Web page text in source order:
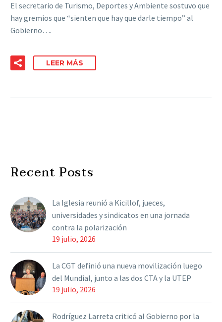
El secretario de Turismo, Deportes y Ambiente sostuvo que
hay gremios que “sienten que hay que darle tiempo” al
Gobierno….
LEER MÁS
Recent Posts
La Iglesia reunió a Kicillof, jueces,
universidades y sindicatos en una jornada
contra la polarización
19 julio, 2026
La CGT definió una nueva movilización luego
del Mundial, junto a las dos CTA y la UTEP
19 julio, 2026
Rodríguez Larreta criticó al Gobierno por la